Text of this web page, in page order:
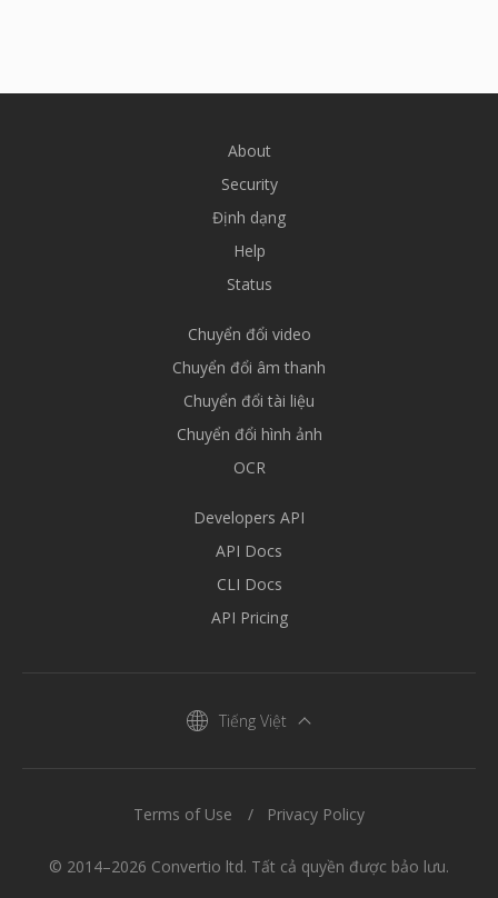
About
Security
Định dạng
Help
Status
Chuyển đổi video
Chuyển đổi âm thanh
Chuyển đổi tài liệu
Chuyển đổi hình ảnh
OCR
Developers API
API Docs
CLI Docs
API Pricing
Tiếng Việt
© 2014–2026 Convertio ltd. Tất cả quyền được bảo lưu.
Terms of Use Privacy Policy